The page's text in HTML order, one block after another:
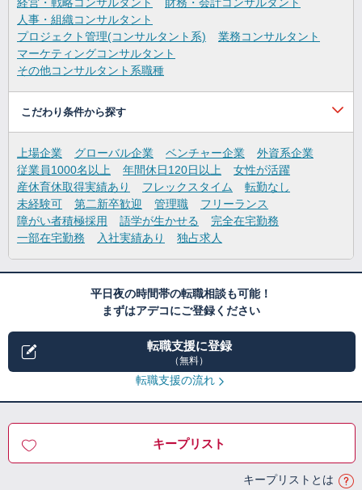
経営・戦略コンサルタント
財務・会計コンサルタント
人事・組織コンサルタント
プロジェクト管理(コンサルタント系)
業務コンサルタント
マーケティングコンサルタント
その他コンサルタント系職種
こだわり条件から探す
上場企業 グローバル企業 ベンチャー企業
外資系企業
従業員1000名以上
年間休日120日以上
女性が活躍
産休育休取得実績あり
フレックスタイム
転勤なし
未経験可
第二新卒歓迎 管理職
フリーランス
障がい者積極採用
語学が生かせる
完全在宅勤務
一部在宅勤務
入社実績あり 独占求人
平日夜の時間帯の転職相談も可能！
まずはアデコにご登録ください
転職支援に登録
（無料）
転職支援の流れ
キープリスト
キープリストとは